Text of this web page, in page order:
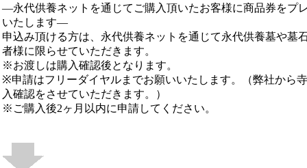
―永代供養ネットを通じてご購入頂いたお客様に商品券をプ
いたします―
申込み頂ける方は、永代供養ネットを通じて永代供養墓や墓
者様に限らせていただきます。
※お渡しは購入確認後となります。
※申請はフリーダイヤルまでお願いいたします。（弊社から
入確認をさせていただきます。）
※ご購入後2ヶ月以内に申請してください。